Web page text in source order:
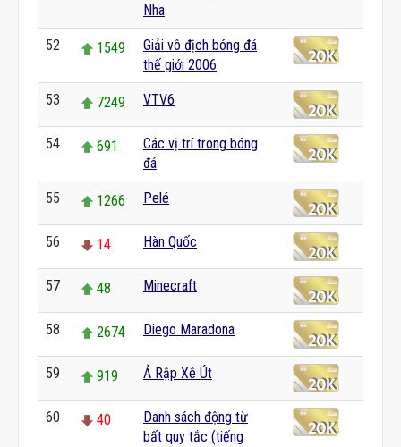
Nha
52 1549
Giải vô địch bóng đá
thế giới 2006
53 7249 VTV6
54 691
Các vị trí trong bóng
đá
55 1266 Pelé
56 14 Hàn Quốc
57 48 Minecraft
58 2674 Diego Maradona
59 919 Ả Rập Xê Út
60 40
Danh sách động từ
bất quy tắc (tiếng